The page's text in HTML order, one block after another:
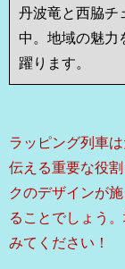
丹波竜と西脇チ
中。地域の魅力
躍ります。
ラッピング列車
伝える重要な役
クのデザインが
ることでしょう
みてください！